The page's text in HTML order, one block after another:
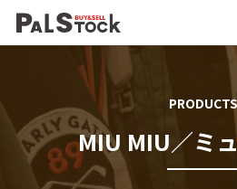
PRODUCTS
MIU MIU／ミ